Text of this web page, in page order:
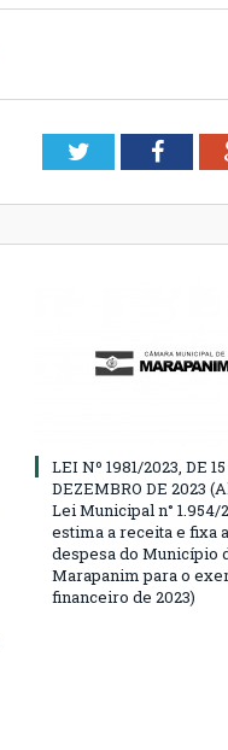
Twitter
LEI Nº 1981/2023, DE
DEZEMBRO DE 2023
Lei Municipal n° 1.954/
estima a receita e fixa a
despesa do Município
Marapanim para o
financeiro de 2023)